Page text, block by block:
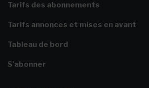
Tarifs des abonnements
Tarifs annonces et mises en avant
Tableau de bord
S'abonner